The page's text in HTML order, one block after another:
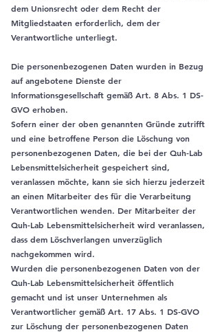
dem Unionsrecht oder dem Recht der
Mitgliedstaaten erforderlich, dem der
Verantwortliche unterliegt.
Die personenbezogenen Daten wurden in Bezug
auf angebotene Dienste der
Informationsgesellschaft gemäß Art. 8 Abs. 1 DS-
GVO erhoben.
Sofern einer der oben genannten Gründe zutrifft
und eine betroffene Person die Löschung von
personenbezogenen Daten, die bei der Quh-Lab
Lebensmittelsicherheit gespeichert sind,
veranlassen möchte, kann sie sich hierzu jederzeit
an einen Mitarbeiter des für die Verarbeitung
Verantwortlichen wenden. Der Mitarbeiter der
Quh-Lab Lebensmittelsicherheit wird veranlassen,
dass dem Löschverlangen unverzüglich
nachgekommen wird.
Wurden die personenbezogenen Daten von der
Quh-Lab Lebensmittelsicherheit öffentlich
gemacht und ist unser Unternehmen als
Verantwortlicher gemäß Art. 17 Abs. 1 DS-GVO
zur Löschung der personenbezogenen Daten